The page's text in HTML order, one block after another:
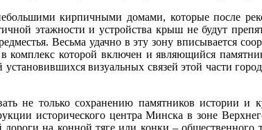
кирпичными домами, которые после
этажности и устройства крыш не будут
Весьма удачно в эту зону вписывается
в комплекс которой включен и являющийся
визуальных связей этой части
не только сохранению памятников
исторического центра Минска в зоне
дороги на конной тяге или конки –